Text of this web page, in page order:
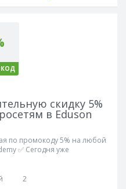
скидку 5%
в Eduson
по промокоду 5% на любой
✅ Сегодня уже
2